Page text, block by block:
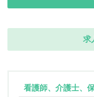
求
看護師、介護士、